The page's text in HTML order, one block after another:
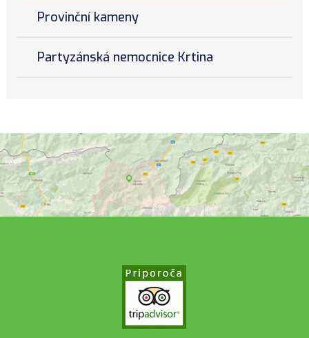
Provinční kameny
Partyzánská nemocnice Krtina